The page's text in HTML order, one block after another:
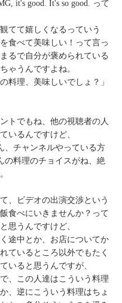
it's good. It's so good. って
てて嬉しくなるっていう
食べて美味しい！って言っ
るで自分が褒められている
ゃうんですよね。
料理、美味しいでしょ？」
トでもね、他の視聴者の人
いるんですけど、
、チャンネルやっている方
の料理のチョイスがね、絶
、ビデオの出演交渉という
食べにいきませんか？って
思うんですけど、
途中とか、お店についてか
ているところ以外でもたく
いると思うんですが、
、この人達はこういう料理
、逆にこういう料理はちょ